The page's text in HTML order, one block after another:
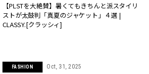
【PLSTを大絶賛】暑くてもきちんと派スタイリ
ストが太鼓判「真夏のジャケット」４選 |
CLASSY.[クラッシィ]
FASHION Oct, 31, 2025